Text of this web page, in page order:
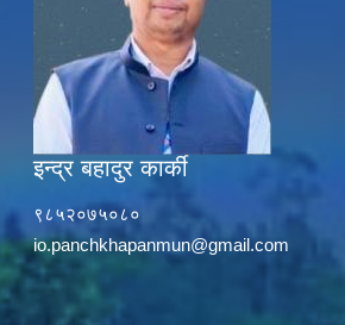
इन्द्र बहादुर कार्की
९८५२०७५०८०
io.panchkhapanmun@gmail.com